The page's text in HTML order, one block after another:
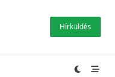
Hírküldés